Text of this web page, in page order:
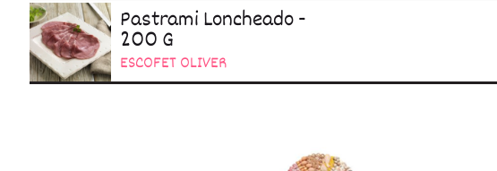
Pastrami Loncheado -
200 G
ESCOFET OLIVER